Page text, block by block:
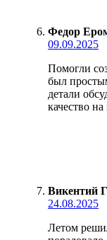
Федор
09.09.2025
Помогли
был
детали
качество
Викентий
24.08.2025
Летом